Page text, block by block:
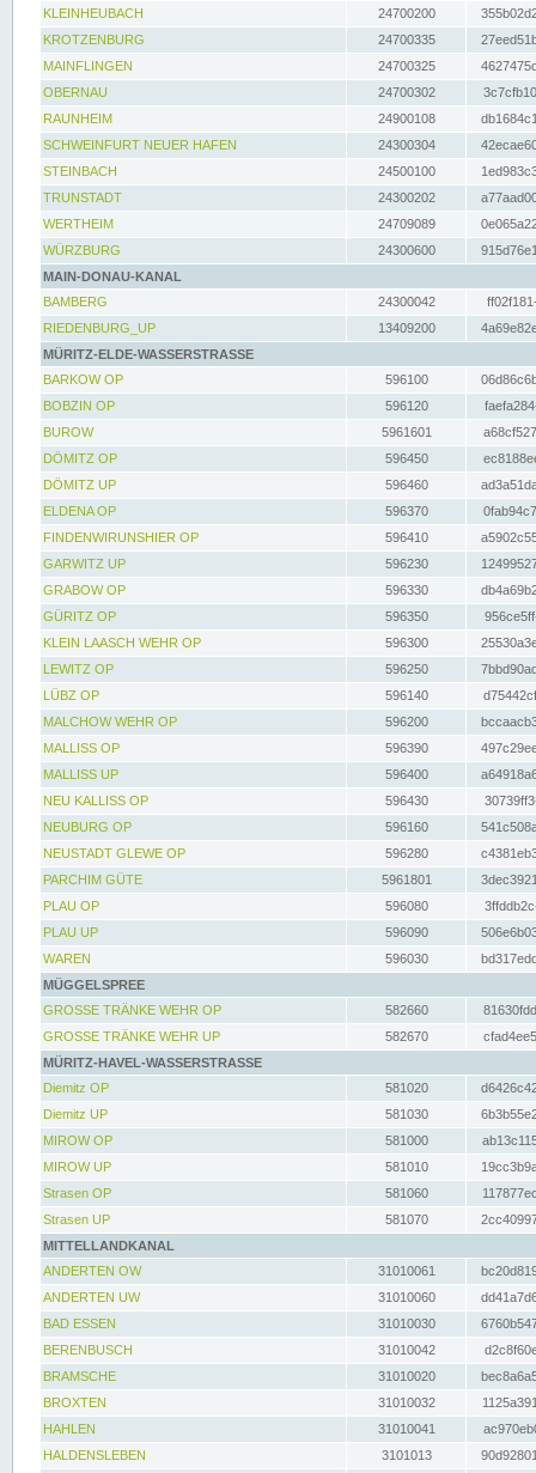
KLEINHEUBACH 24700200
KROTZENBURG
24700335
MAINFLINGEN
24700325
OBERNAU
24700302
RAUNHEIM
24900108
SCHWEINFURT NEUER HAFEN
24300304
STEINBACH
24500100
TRUNSTADT
24300202
WERTHEIM
24709089
WÜRZBURG
24300600
MAIN-DONAU-KANAL
BAMBERG
24300042
RIEDENBURG_UP
13409200
MÜRITZ-ELDE-WASSERSTRASSE
BARKOW OP
596100
BOBZIN OP
596120
BUROW
5961601
DÖMITZ OP
596450
DÖMITZ UP
596460
ELDENA OP
596370
FINDENWIRUNSHIER OP
596410
GARWITZ UP
596230
GRABOW OP
596330
GÜRITZ OP
596350
KLEIN LAASCH WEHR OP
596300
LEWITZ OP
596250
LÜBZ OP
596140
MALCHOW WEHR OP
596200
MALLISS OP
596390
MALLISS UP
596400
NEU KALLISS OP
596430
NEUBURG OP
596160
NEUSTADT GLEWE OP
596280
PARCHIM GÜTE
5961801
PLAU OP
596080
PLAU UP
596090
WAREN
596030
MÜGGELSPREE
GROSSE TRÄNKE WEHR OP
582660
GROSSE TRÄNKE WEHR UP
582670
MÜRITZ-HAVEL-WASSERSTRASSE
Diemitz OP
581020
Diemitz UP
581030
MIROW OP
581000
MIROW UP
581010
Strasen OP
581060
Strasen UP
581070
MITTELLANDKANAL
ANDERTEN OW
31010061
ANDERTEN UW
31010060
BAD ESSEN
31010030
BERENBUSCH
31010042
BRAMSCHE
31010020
BROXTEN
31010032
HAHLEN
31010041
HALDENSLEBEN
3101013